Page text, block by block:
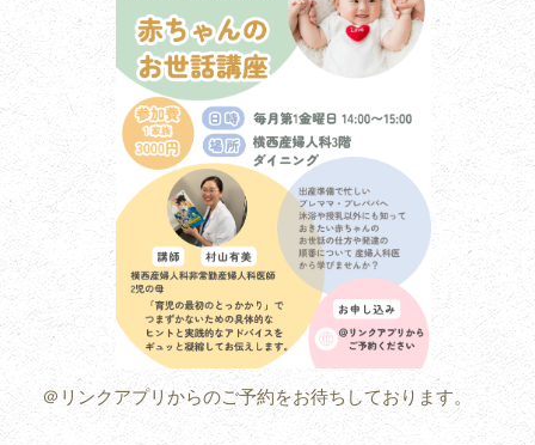
＠リンクアプリからのご予約をお待ちしております。